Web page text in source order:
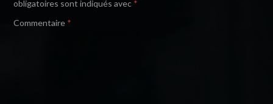
obligatoires sont indiqués avec *
Commentaire *